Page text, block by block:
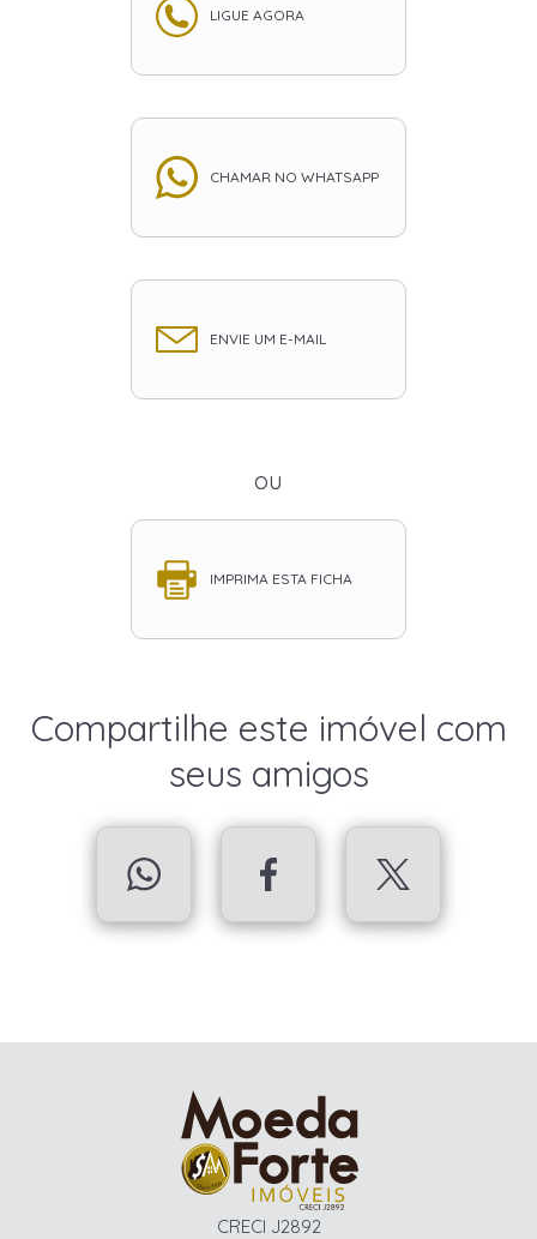
LIGUE AGORA
CHAMAR NO WHATSAPP
ENVIE UM E-MAIL
ou
IMPRIMA ESTA FICHA
Compartilhe este imóvel com
seus amigos
CRECI J2892